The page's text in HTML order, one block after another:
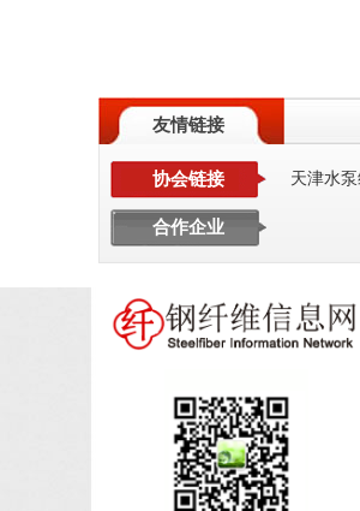
友情链接
协会链接
合作企业
天津水